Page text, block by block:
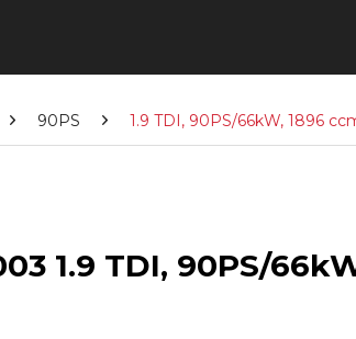
90PS 1.9 TDI, 90PS/66kW, 1896
1.9 TDI, 90PS/